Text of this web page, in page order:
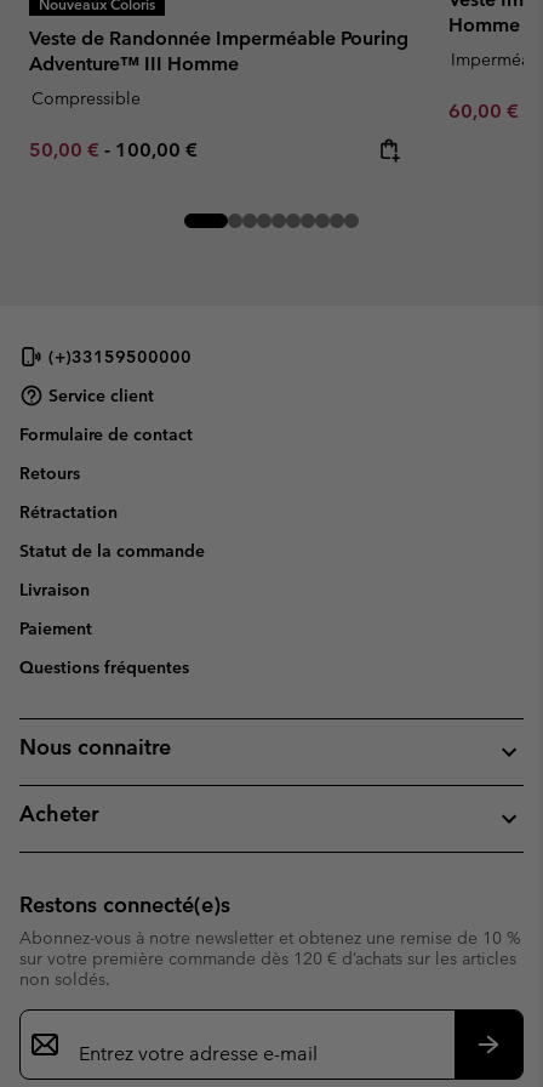
Nouveaux Coloris
Veste de Randonnée Imperméable Pouring
Adventure™ III Homme
Compressible
Minimum sale price:
50,00 € - Maximum price:
100,00 €
Homme
Minimum
60,00 €
(+)33159500000
Service client
Formulaire de contact
Retours
Rétractation
Statut de la commande
Livraison
Paiement
Questions fréquentes
Nous connaitre
Acheter
Restons connecté(e)s
Abonnez-vous à notre newsletter et obtenez une remise de 10 %
sur votre première commande dès 120 € d’achats sur les articles
non soldés.
Inscription
par
e-